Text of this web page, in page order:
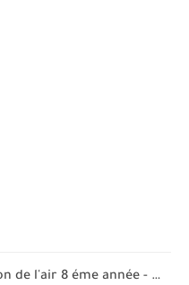
la pollution de l'air 8 éme année - تلوث الهواء...